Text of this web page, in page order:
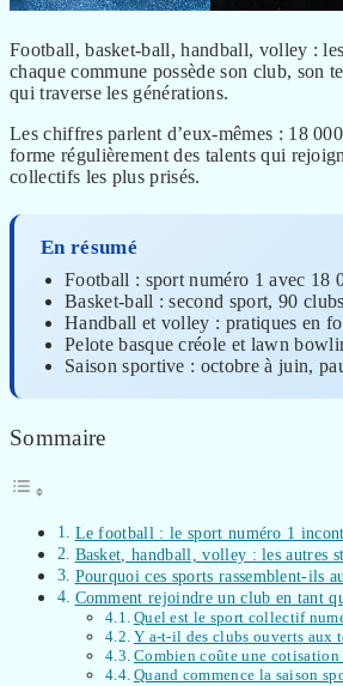
Football, basket-ball, handball, volley : les
chaque commune possède son club, son
qui traverse les générations.
Les chiffres parlent d’eux-mêmes : 18
forme régulièrement des talents qui
collectifs les plus prisés.
En résumé
Football : sport numéro 1 avec 18
Basket-ball : second sport, 90
Handball et volley : pratiques en
Pelote basque créole et lawn
Saison sportive : octobre à juin,
Sommaire
Le football : le sport numéro 1
Basket, handball, volley : les autres
Pourquoi ces sports rassemblent-ils
Comment rejoindre un club en tant
Quel est le sport collectif
Y a-t-il des clubs ouverts aux
Combien coûte une cotisation
Quand commence la saison